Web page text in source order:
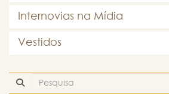
Internovias na Mídia
Vestidos